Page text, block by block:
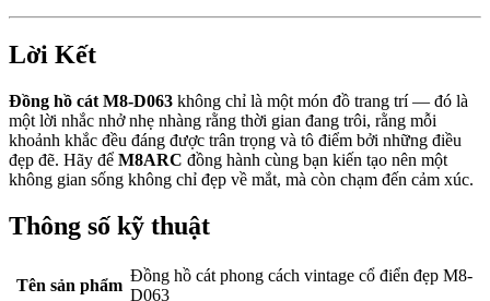
Lời Kết
Đồng hồ cát M8-D063 không chỉ là một món đồ trang trí — đó là
một lời nhắc nhở nhẹ nhàng rằng thời gian đang trôi, rằng mỗi
khoảnh khắc đều đáng được trân trọng và tô điểm bởi những điều
đẹp đẽ. Hãy để M8ARC đồng hành cùng bạn kiến tạo nên một
không gian sống không chỉ đẹp về mắt, mà còn chạm đến cảm xúc.
Thông số kỹ thuật
Tên sản phẩm
Đồng hồ cát phong cách vintage cổ điển đẹp M8-
D063